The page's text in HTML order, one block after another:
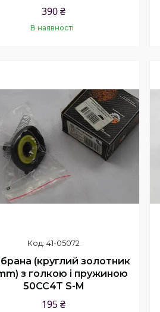
390 ₴
В наявності
41-05072
(круглий золотник
з голкою і пружиною
50CC4T S-M
195 ₴